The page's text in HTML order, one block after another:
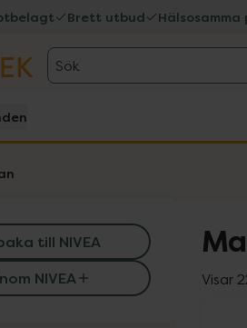
Brett utbud Hälsosamma
Sök
till NIVEA
NIVEA
Visar